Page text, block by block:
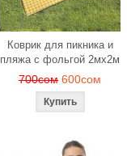
Коврик для пикника и
пляжа с фольгой 2мх2м
700сом 600сом